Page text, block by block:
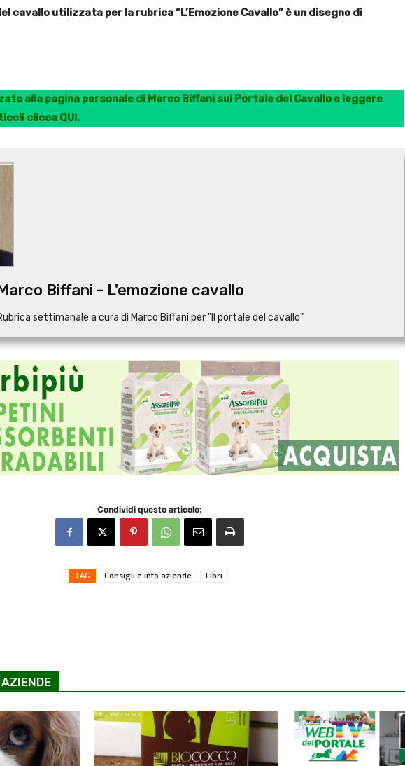
cavallo utilizzata per la rubrica “L’Emozione Cavallo” è un disegno di
alla pagina personale di Marco Biffani sul Portale del Cavallo e leggere
clicca QUI.
Biffani - L'emozione cavallo
settimanale a cura di Marco Biffani per "Il portale del cavallo"
Condividi questo articolo:
TAG Consigli e info aziende Libri